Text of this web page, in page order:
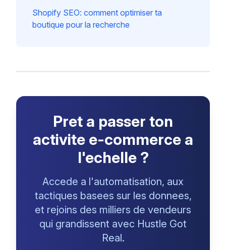
Shopify SEO: comment optimiser ta
boutique pour la recherche
Pret a passer ton
activite e-commerce a
l'echelle ?
Accede a l'automatisation, aux
tactiques basees sur les donnees,
et rejoins des milliers de vendeurs
qui grandissent avec Hustle Got
Real.